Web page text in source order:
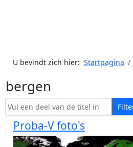
U bevindt zich hier: Startpagina
bergen
Vul een deel van de titel in
Proba-V foto's